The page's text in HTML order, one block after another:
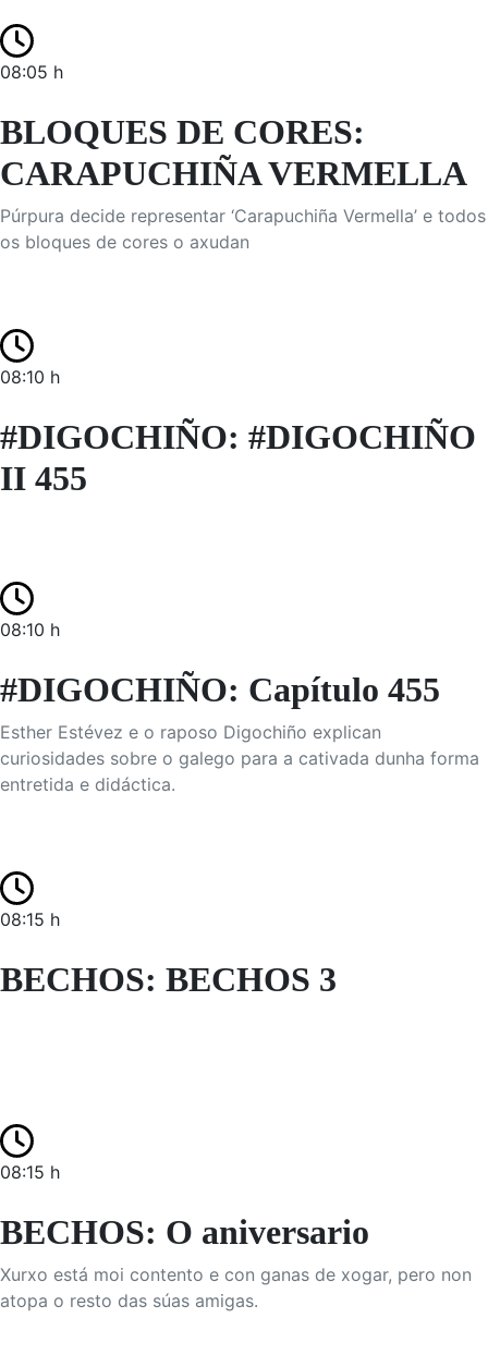
08:05 h
BLOQUES DE CORES:
CARAPUCHIÑA VERMELLA
Púrpura decide representar ‘Carapuchiña Vermella’ e todos
os bloques de cores o axudan
08:10 h
#DIGOCHIÑO: #DIGOCHIÑO
II 455
08:10 h
#DIGOCHIÑO: Capítulo 455
Esther Estévez e o raposo Digochiño explican
curiosidades sobre o galego para a cativada dunha forma
entretida e didáctica.
08:15 h
BECHOS: BECHOS 3
08:15 h
BECHOS: O aniversario
Xurxo está moi contento e con ganas de xogar, pero non
atopa o resto das súas amigas.